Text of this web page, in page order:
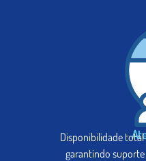
Disponibilidade
garantindo